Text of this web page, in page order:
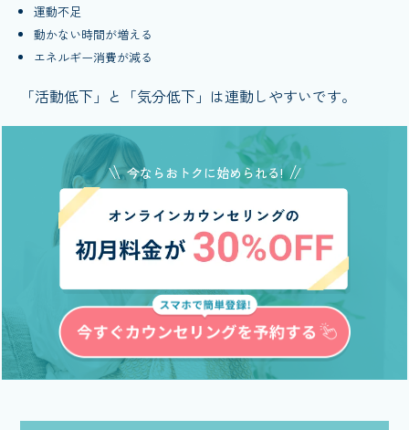
運動不足
動かない時間が増える
エネルギー消費が減る
「活動低下」と「気分低下」は連動しやすいです。
今ならおトクに始められる!